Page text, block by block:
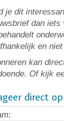
je dit
dan iets
en
kan
Of kijk
direct